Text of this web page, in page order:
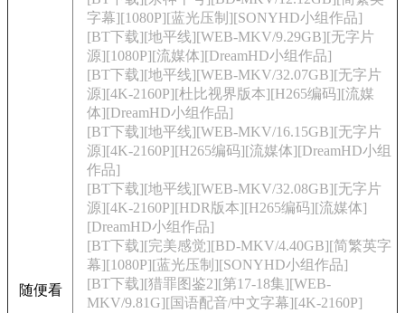
随便看
字幕][1080P][蓝光压制][SONYHD小组作品]
[BT下载][地平线][WEB-MKV/9.29GB][无字片
源][1080P][流媒体][DreamHD小组作品]
[BT下载][地平线][WEB-MKV/32.07GB][无字片
源][4K-2160P][杜比视界版本][H265编码][流媒
体][DreamHD小组作品]
[BT下载][地平线][WEB-MKV/16.15GB][无字片
源][4K-2160P][H265编码][流媒体][DreamHD小组
作品]
[BT下载][地平线][WEB-MKV/32.08GB][无字片
源][4K-2160P][HDR版本][H265编码][流媒体]
[DreamHD小组作品]
[BT下载][完美感觉][BD-MKV/4.40GB][简繁英字
幕][1080P][蓝光压制][SONYHD小组作品]
[BT下载][猎罪图鉴2][第17-18集][WEB-
MKV/9.81G][国语配音/中文字幕][4K-2160P]